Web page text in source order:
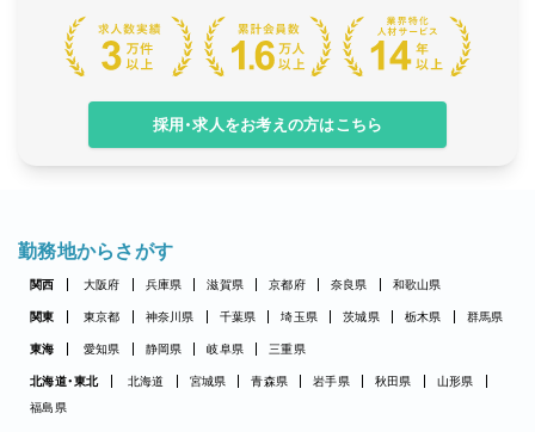
採用・求人をお考えの方はこちら
勤務地からさがす
関西 大阪府 兵庫県 滋賀県 京都府 奈良県 和歌山県
関東 東京都 神奈川県 千葉県 埼玉県 茨城県 栃木県 群馬県
東海 愛知県 静岡県 岐阜県 三重県
北海道・東北 北海道 宮城県 青森県 岩手県 秋田県
山形県
福島県